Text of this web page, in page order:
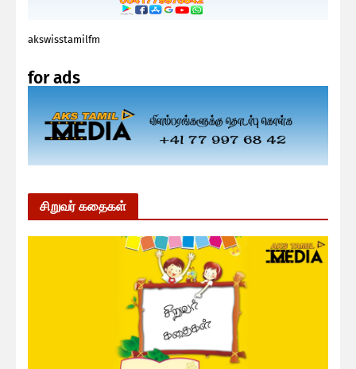
akswisstamilfm
for ads
சிறுவர் கதைகள்